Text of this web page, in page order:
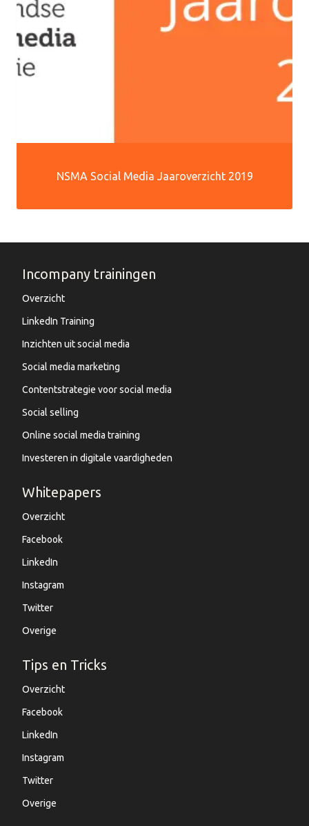
NSMA Social Media Jaaroverzicht 2019
Incompany trainingen
Overzicht
LinkedIn Training
Inzichten uit social media
Social media marketing
Contentstrategie voor social media
Social selling
Online social media training
Investeren in digitale vaardigheden
Whitepapers
Overzicht
Facebook
LinkedIn
Instagram
Twitter
Overige
Tips en Tricks
Overzicht
Facebook
LinkedIn
Instagram
Twitter
Overige